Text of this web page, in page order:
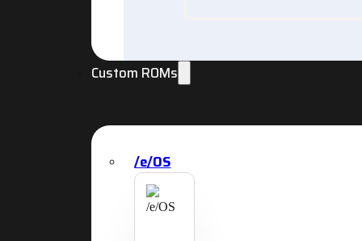
Custom ROMs
/e/OS